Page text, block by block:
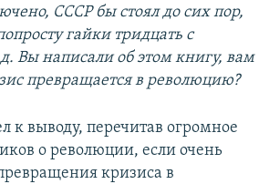
СССР бы стоял до сих пор,
гайки тридцать с
Вы написали об этом книгу, вам
превращается в революцию?
к выводу, перечитав огромное
о революции, если очень
кризиса в